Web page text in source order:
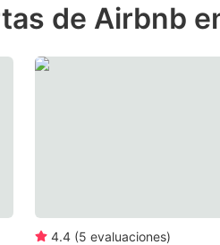
the
de Airbnb
4.4 (5 evaluaciones)